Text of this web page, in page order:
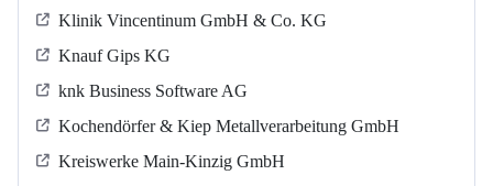
Klinik Vincentinum GmbH & Co. KG
Knauf Gips KG
knk Business Software AG
Kochendörfer & Kiep Metallverarbeitung GmbH
Kreiswerke Main-Kinzig GmbH